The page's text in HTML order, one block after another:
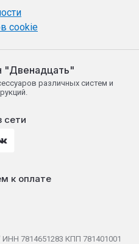
cookie
"Двенадцать"
различных систем и
сети
к оплате
7814651283 КПП 781401001